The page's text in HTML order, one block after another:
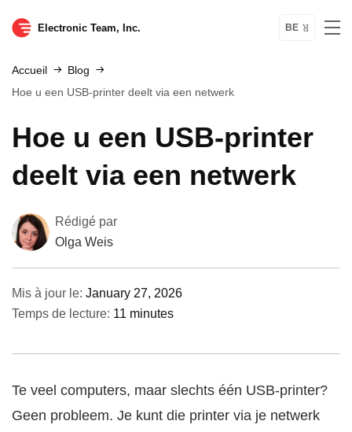
Electronic Team, Inc. BE
Accueil
Blog
Hoe u een USB-printer deelt via een netwerk
Hoe u een USB-printer
deelt via een netwerk
Rédigé par
Olga Weis
Mis à jour le: January 27, 2026
Temps de lecture: 11 minutes
Te veel computers, maar slechts één USB-printer?
Geen probleem. Je kunt die printer via je netwerk